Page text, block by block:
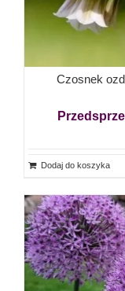
Czosnek
Dodaj do koszyka